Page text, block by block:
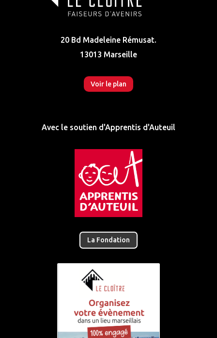
20 Bd Madeleine Rémusat.
13013 Marseille
Voir le plan
Avec le soutien d'Apprentis d'Auteuil
La Fondation